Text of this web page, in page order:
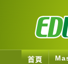
首頁